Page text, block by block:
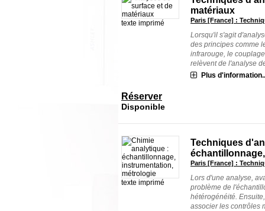
texte imprimé
matériaux
Paris [France] :
Lorsqu'il s'agit
des principes comme
infrarouge, le
relèvent de l'analyse
Plus
Réserver
Disponible
texte imprimé
Techniques
Paris [France] :
Lors d'une analyse,
problème de
hétérogénéité.
associer les contrôles